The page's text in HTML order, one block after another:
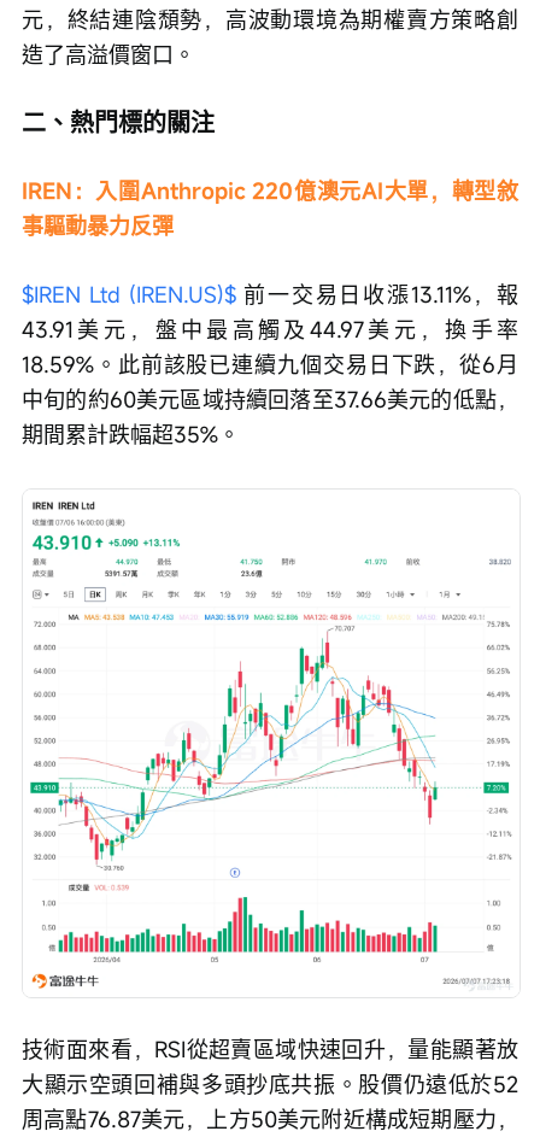
元，終結連陰頹勢，高波動環境為期權賣方策略創
造了高溢價窗口。
二、熱門標的關注
IREN：入圍Anthropic 220億澳元AI大單，轉型敘
事驅動暴力反彈
$IREN Ltd (IREN.US)$ 前一交易日收漲13.11%，報
43.91美元，盤中最高觸及44.97美元，換手率
18.59%。此前該股已連續九個交易日下跌，從6月
中旬的約60美元區域持續回落至37.66美元的低點，
期間累計跌幅超35%。
技術面來看，RSI從超賣區域快速回升，量能顯著放
大顯示空頭回補與多頭抄底共振。股價仍遠低於52
周高點76.87美元，上方50美元附近構成短期壓力，